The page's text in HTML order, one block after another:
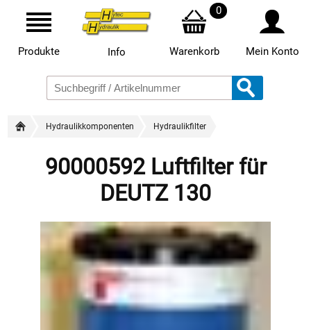
Produkte Info
0
Warenkorb Mein Konto
Hydraulikkomponenten Hydraulikfilter
90000592 Luftfilter für
DEUTZ 130